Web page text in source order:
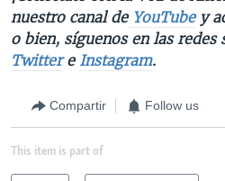
nuestro canal deYouTubey
o bien, síguenos en las redes
Twittere Instagram.
Compartir Follow us
This item is part of